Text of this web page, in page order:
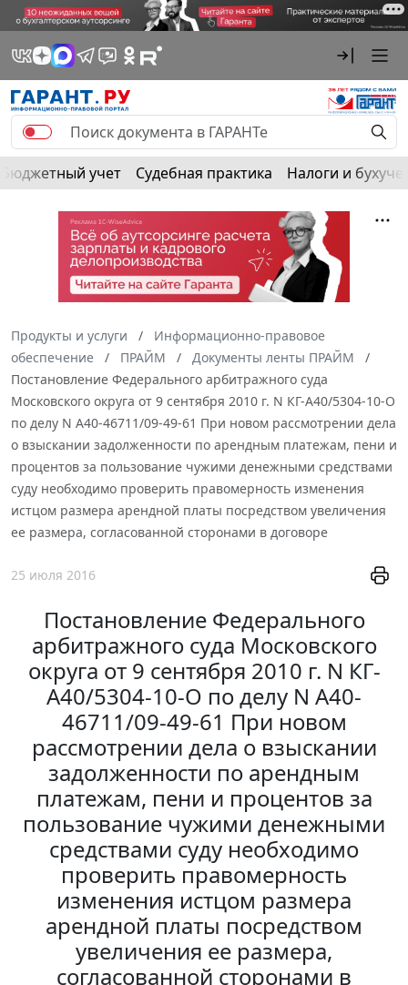
Бюджетный учет Судебная практика Налоги и
Продукты и услуги
Информационно-правовое
обеспечение
ПРАЙМ
Документы ленты ПРАЙМ
Постановление Федерального арбитражного суда
Московского округа от 9 сентября 2010 г. N КГ-А40/5304-10-О
по делу N А40-46711/09-49-61 При новом рассмотрении дела
о взыскании задолженности по арендным платежам, пени и
процентов за пользование чужими денежными средствами
суду необходимо проверить правомерность изменения
истцом размера арендной платы посредством увеличения
ее размера, согласованной сторонами в договоре
25 июля 2016
Постановление Федерального
арбитражного суда Московского
округа от 9 сентября 2010 г. N КГ-
А40/5304-10-О по делу N А40-
46711/09-49-61 При новом
рассмотрении дела о взыскании
задолженности по арендным
платежам, пени и процентов за
пользование чужими денежными
средствами суду необходимо
проверить правомерность
изменения истцом размера
арендной платы посредством
увеличения ее размера,
согласованной сторонами в